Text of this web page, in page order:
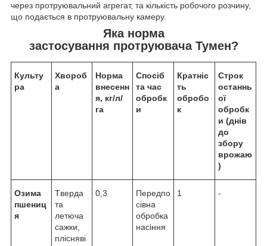
через протруювальний агрегат, та кількість робочого розчину,
що подається в протруювальну камеру.
Яка норма
застосування протруювача Тумен?
Культу
ра
Хвороб
а
Норма
внесенн
я, кг/л/
га
Спосіб
та час
обробк
и
Кратніс
ть
обробо
к
Строк
останнь
ої
обробк
и (днів
до
збору
врожаю
)
Озима
пшениц
я
Tвepдa
тa
лeтючa
caжки,
пліcняві
0,3
Передпо
сівна
обробка
насіння
1 -